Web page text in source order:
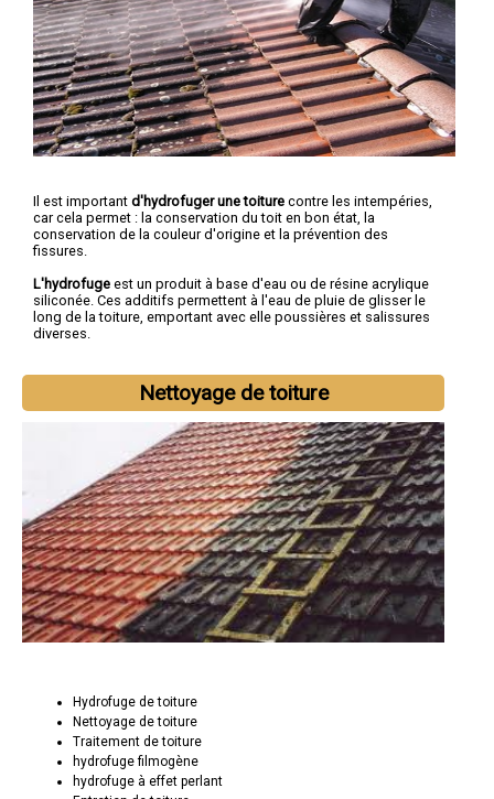
Il est important d'hydrofuger une toiture contre les intempéries,
car cela permet : la conservation du toit en bon état, la
conservation de la couleur d'origine et la prévention des
fissures.
L'hydrofuge est un produit à base d'eau ou de résine acrylique
siliconée. Ces additifs permettent à l'eau de pluie de glisser le
long de la toiture, emportant avec elle poussières et salissures
diverses.
Nettoyage de toiture
Hydrofuge de toiture
Nettoyage de toiture
Traitement de toiture
hydrofuge filmogène
hydrofuge à effet perlant